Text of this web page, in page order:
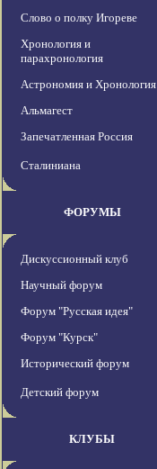
Слово о полку Игореве
Хронология и
парахронология
Астрономия и Хронология
Альмагест
Запечатленная Россия
Сталиниана
ФОРУМЫ
Дискуссионный клуб
Научный форум
Форум "Русская идея"
Форум "Курск"
Исторический форум
Детский форум
КЛУБЫ